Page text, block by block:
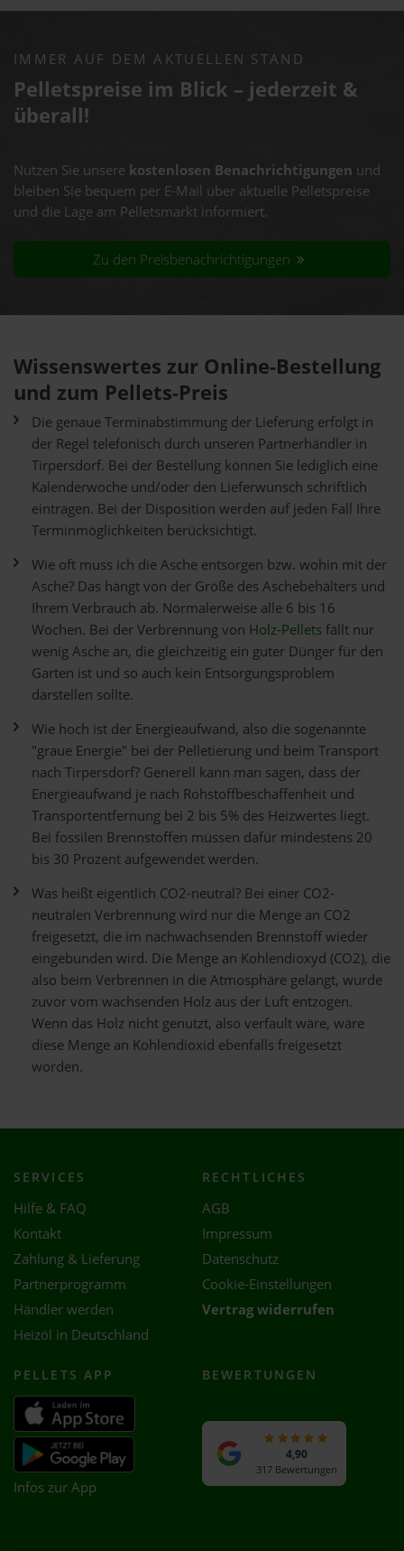
IMMER AUF DEM AKTUELLEN STAND
Pelletspreise im Blick – jederzeit &
überall!
Nutzen Sie unsere kostenlosen Benachrichtigungen und
bleiben Sie bequem per E-Mail über aktuelle Pelletspreise
und die Lage am Pelletsmarkt informiert.
Zu den Preisbenachrichtigungen
Wissenswertes zur Online-Bestellung
und zum Pellets-Preis
Die genaue Terminabstimmung der Lieferung erfolgt in
der Regel telefonisch durch unseren Partnerhändler in
Tirpersdorf. Bei der Bestellung können Sie lediglich eine
Kalenderwoche und/oder den Lieferwunsch schriftlich
eintragen. Bei der Disposition werden auf jeden Fall Ihre
Terminmöglichkeiten berücksichtigt.
Wie oft muss ich die Asche entsorgen bzw. wohin mit der
Asche? Das hängt von der Größe des Aschebehälters und
Ihrem Verbrauch ab. Normalerweise alle 6 bis 16
Wochen. Bei der Verbrennung von Holz-Pelletsfällt nur
wenig Asche an, die gleichzeitig ein guter Dünger für den
Garten ist und so auch kein Entsorgungsproblem
darstellen sollte.
Wie hoch ist der Energieaufwand, also die sogenannte
"graue Energie" bei der Pelletierung und beim Transport
nach Tirpersdorf? Generell kann man sagen, dass der
Energieaufwand je nach Rohstoffbeschaffenheit und
Transportentfernung bei 2 bis 5% des Heizwertes liegt.
Bei fossilen Brennstoffen müssen dafür mindestens 20
bis 30 Prozent aufgewendet werden.
Was heißt eigentlich CO2-neutral? Bei einer CO2-
neutralen Verbrennung wird nur die Menge an CO2
freigesetzt, die im nachwachsenden Brennstoff wieder
eingebunden wird. Die Menge an Kohlendioxyd (CO2), die
also beim Verbrennen in die Atmosphäre gelangt, wurde
zuvor vom wachsenden Holz aus der Luft entzogen.
Wenn das Holz nicht genutzt, also verfault wäre, wäre
diese Menge an Kohlendioxid ebenfalls freigesetzt
worden.
SERVICES
Hilfe & FAQ
Kontakt
Zahlung & Lieferung
Partnerprogramm
Händler werden
Heizöl in Deutschland
RECHTLICHES
AGB
Impressum
Datenschutz
Cookie-Einstellungen
Vertrag widerrufen
PELLETS APP
Infos zur App
BEWERTUNGEN
4,90
317 Bewertungen